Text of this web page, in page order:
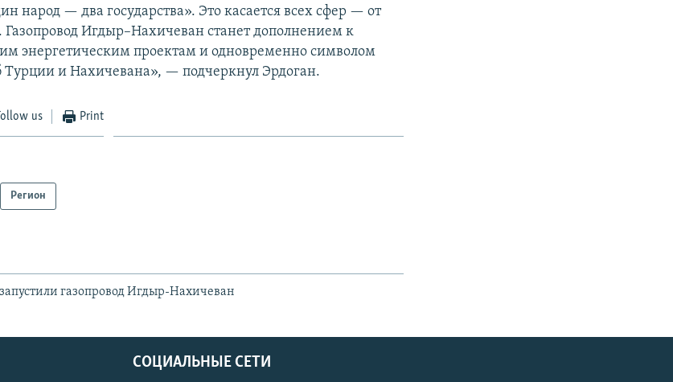
народ — два государства». Это касается всех сфер — от
Газопровод Игдыр–Нахичеван станет дополнением к
энергетическим проектам и одновременно символом
Турции и Нахичевана», — подчеркнул Эрдоган.
us Print
Регион
газопровод Игдыр-Нахичеван
СОЦИАЛЬНЫЕ СЕТИ